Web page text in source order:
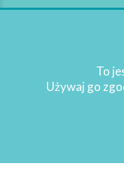
Copyright 2021
To
Używaj go